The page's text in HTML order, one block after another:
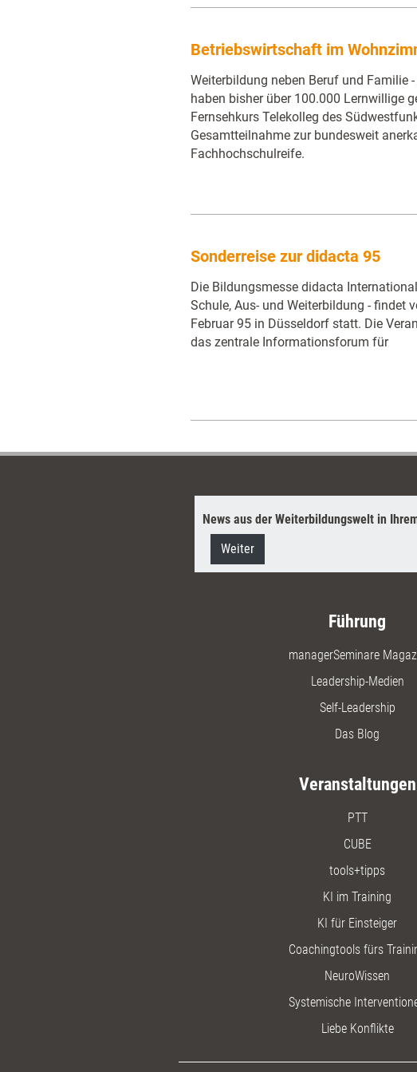
Betriebswirtschaft im
Weiterbildung neben Beruf und Familie
haben bisher über 100.000 Lernwillige
Fernsehkurs Telekolleg des
Gesamtteilnahme zur bundesweit
Fachhochschulreife.
Sonderreise zur didacta 95
Die Bildungsmesse didacta
Schule, Aus- und Weiterbildung - findet
Februar 95 in Düsseldorf statt. Die
das zentrale Informationsforum für
News aus der Weiterbildungswelt in
Weiter
Führung
managerSeminare
Leadership-Medien
Self-Leadership
Das Blog
Veranstaltungen
PTT
CUBE
tools+tipps
KI im Training
KI für Einsteiger
Coachingtools fürs
NeuroWissen
Systemische
Liebe Konflikte